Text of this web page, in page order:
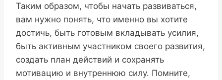
Таким образом, чтобы начать развиваться,
вам нужно понять, что именно вы хотите
достичь, быть готовым вкладывать усилия,
быть активным участником своего развития,
создать план действий и сохранять
мотивацию и внутреннюю силу. Помните,